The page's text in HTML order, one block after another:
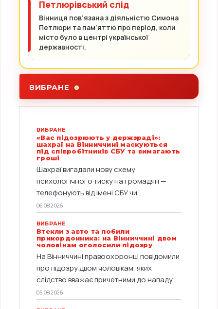
Петлюрівський слід
Вінниця пов’язана з діяльністю Симона
Петлюри та пам’яттю про період, коли
місто було в центрі української
державності.
ВИБРАНЕ
ВИБРАНЕ
«Вас підозрюють у держзраді»:
шахраї на Вінниччині маскуються
під співробітників СБУ та вимагають
гроші
Шахраї вигадали нову схему
психологічного тиску на громадян —
телефонують від імені СБУ чи...
06.08.2026
ВИБРАНЕ
Втекли з авто та побили
прикордонника: на Вінниччині двом
чоловікам оголосили підозру
На Вінниччині правоохоронці повідомили
про підозру двом чоловікам, яких
слідство вважає причетними до нападу...
05.08.2026